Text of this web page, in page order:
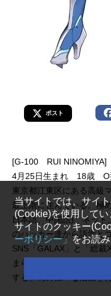
ポスト
[G-100 RUI NINOMIYA]
4月25日生まれ 18歳
東京都江東区にある高級
最上階に住んでいる。極
日本語、中国語)。ネッ
のハッカー達から語学と
SNS「GALAX」と「総
まらないと思っており、
する」為の様々な活動を
当サイトでは、サイ
(Cookie)を使用してい
サイトのクッキー
ーポリシー」 をお読